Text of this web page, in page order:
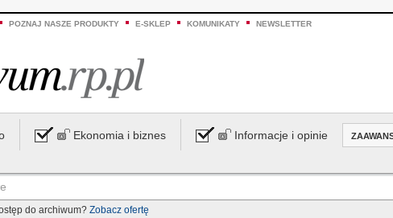
POZNAJ NASZE PRODUKTY E-SKLEP KOMUNIKATY NEWSLETTER
Ekonomia i biznes Informacje i opinie
do archiwum? Zobacz ofertę